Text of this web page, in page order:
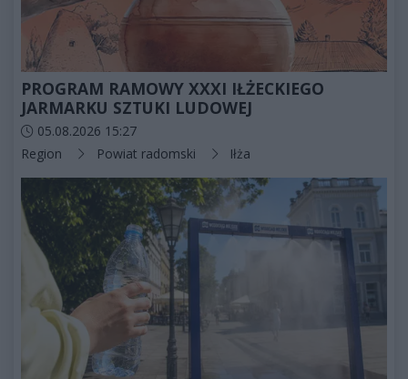
PROGRAM RAMOWY XXXI IŁŻECKIEGO
JARMARKU SZTUKI LUDOWEJ
Data dodania artykułu:
05.08.2026 15:27
Kategorie artykułu:
Region Powiat radomski Iłża